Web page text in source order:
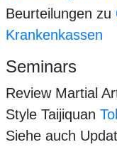
Beurteilungen zu
Krankenkassen
Seminars
Review Martial
Style Taijiquan
Siehe auch